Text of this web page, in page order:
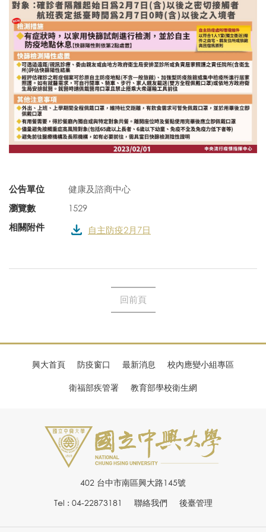
公告單位
健康及諮商中心
瀏覽數
1529
相關附件
自主防疫2月7日
回前頁
興大首頁 防疫窗口 最新消息 校內應變小組專區
衛福部疾管署 教育部學校衛生網
402 台中市南區興大路145號
Tel : 04-22873181
聯絡我們 後臺管理